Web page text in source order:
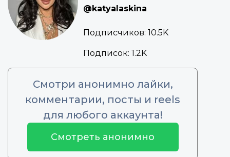
@katyalaskina
Подписчиков: 10.5K
Подписок: 1.2K
Смотри анонимно лайки,
комментарии, посты и reels
для любого аккаунта!
Смотреть анонимно